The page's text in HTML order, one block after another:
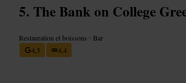
The Bank on College
Restauration et boissons • Bar
4,5
4,4